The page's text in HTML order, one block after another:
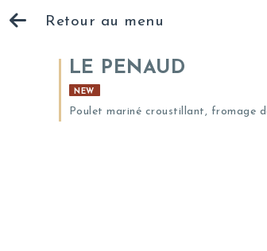
Retour au menu
LE PENAUD
NEW
Poulet mariné croustillant, fromage